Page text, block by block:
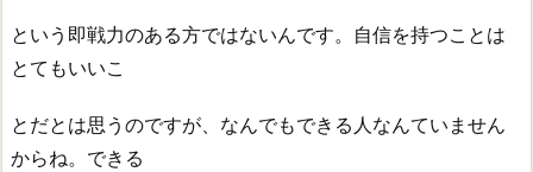
という即戦力のある方ではないんです。自信を持つことは
とてもいいこ
とだとは思うのですが、なんでもできる人なんていません
からね。できる